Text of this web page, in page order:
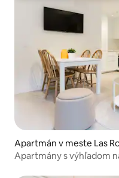
Apartmán v meste Las
Apartmány s výhľadom